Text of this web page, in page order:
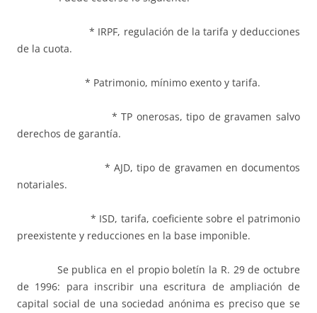
* IRPF, regulación de la tarifa y deducciones
de la cuota.
* Patrimonio, mínimo exento y tarifa.
* TP onerosas, tipo de gravamen salvo
derechos de garantía.
* AJD, tipo de gravamen en documentos
notariales.
* ISD, tarifa, coeficiente sobre el patrimonio
preexistente y reducciones en la base imponible.
Se publica en el propio boletín la R. 29 de octubre
de 1996: para inscribir una escritura de ampliación de
capital social de una sociedad anónima es preciso que se